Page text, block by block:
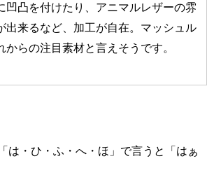
凹凸を付けたり、アニマルレザーの雰
出来るなど、加工が自在。マッシュル
からの注目素材と言えそうです。
は・ひ・ふ・へ・ほ」で言うと「はぁ